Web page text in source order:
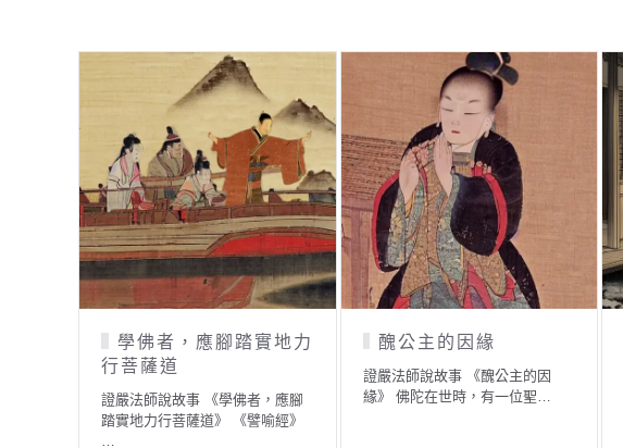
學佛者，應腳踏實地力
行菩薩道
證嚴法師說故事 《學佛者，應腳
踏實地力行菩薩道》 《譬喻經》
醜公主的因緣
證嚴法師說故事 《醜公主的因
緣》 佛陀在世時，有一位聖…